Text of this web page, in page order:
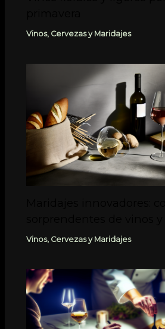
Vinos, Cervezas y Maridajes
Vinos, Cervezas y Maridajes